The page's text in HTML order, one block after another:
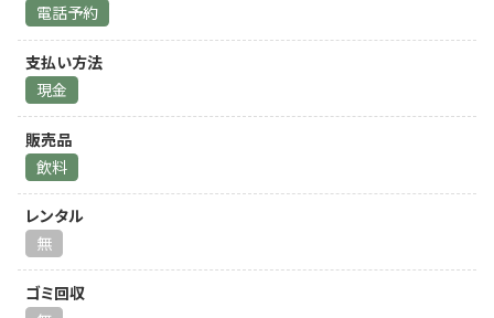
電話予約
支払い方法
現金
販売品
飲料
レンタル
無
ゴミ回収